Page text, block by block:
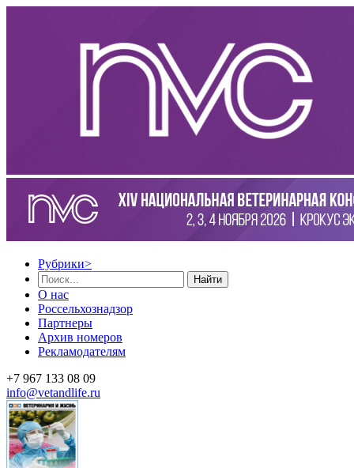
Рубрики>
Найти
О нас
Россельхознадзор
Партнеры
Архив номеров
Рекламодателям
+7 967 133 08 09
info@vetandlife.ru